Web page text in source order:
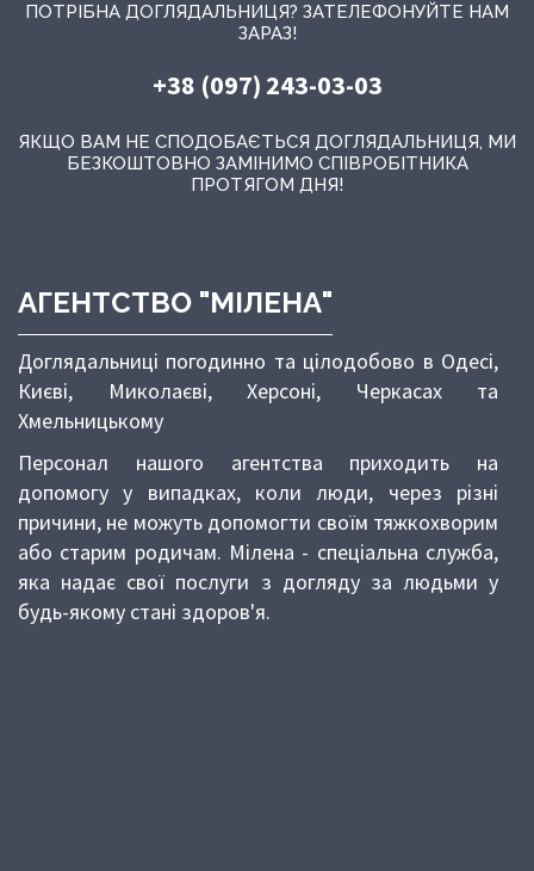
АГЕНТСТВО "МІЛЕНА"
Доглядальниці погодинно та цілодобово в Одесі,
Києві, Миколаєві, Херсоні, Черкасах та
Хмельницькому
Персонал нашого агентства приходить на
допомогу у випадках, коли люди, через різні
причини, не можуть допомогти своїм тяжкохворим
або старим родичам. Мілена - спеціальна служба,
яка надає свої послуги з догляду за людьми у
будь-якому стані здоров'я.
ПОТРІБНА ДОГЛЯДАЛЬНИЦЯ? ЗАТЕЛЕФОНУЙТЕ НАМ
ЗАРАЗ!
+38 (097) 243-03-03
ЯКЩО ВАМ НЕ СПОДОБАЄТЬСЯ ДОГЛЯДАЛЬНИЦЯ, МИ
БЕЗКОШТОВНО ЗАМІНИМО СПІВРОБІТНИКА
ПРОТЯГОМ ДНЯ!